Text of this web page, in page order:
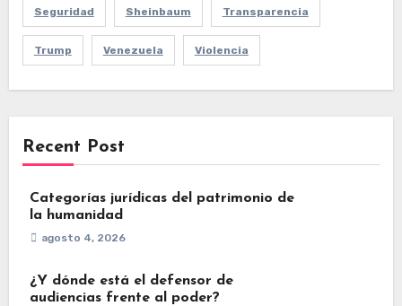
Seguridad Sheinbaum Transparencia
Trump Venezuela Violencia
Recent Post
Categorías jurídicas del patrimonio de
la humanidad
agosto 4, 2026
¿Y dónde está el defensor de
audiencias frente al poder?